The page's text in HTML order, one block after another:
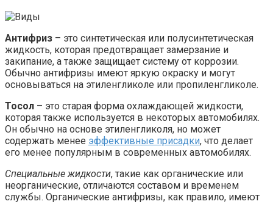
Антифриз – это синтетическая или полусинтетическая
жидкость, которая предотвращает замерзание и
закипание, а также защищает систему от коррозии.
Обычно антифризы имеют яркую окраску и могут
основываться на этиленгликоле или пропиленгликоле.
Тосол – это старая форма охлаждающей жидкости,
которая также используется в некоторых автомобилях.
Он обычно на основе этиленгликоля, но может
содержать менее эффективные присадки, что делает
его менее популярным в современных автомобилях.
Специальные жидкости, такие как органические или
неорганические, отличаются составом и временем
службы. Органические антифризы, как правило, имеют